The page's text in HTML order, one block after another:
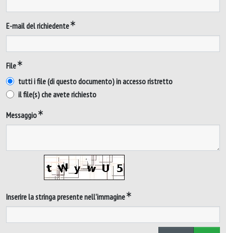
E-mail del richiedente
File
tutti i file (di questo documento) in accesso ristretto
il file(s) che avete richiesto
Messaggio
Inserire la stringa presente nell'immagine